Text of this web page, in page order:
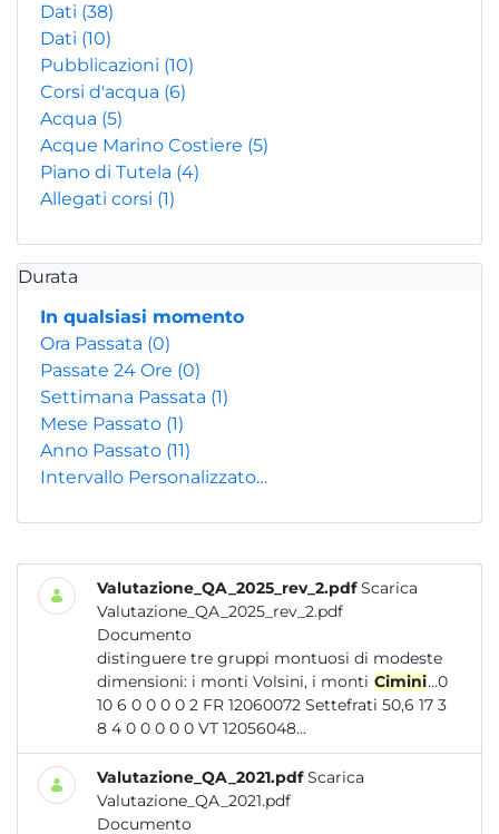
Dati (38)
Dati (10)
Pubblicazioni (10)
Corsi d'acqua (6)
Acqua (5)
Acque Marino Costiere (5)
Piano di Tutela (4)
Allegati corsi (1)
Durata
In qualsiasi momento
Ora Passata (0)
Passate 24 Ore (0)
Settimana Passata (1)
Mese Passato (1)
Anno Passato (11)
Intervallo Personalizzato…
Valutazione_QA_2025_rev_2.pdf Scarica
Valutazione_QA_2025_rev_2.pdf
Documento
distinguere tre gruppi montuosi di modeste
dimensioni: i monti Volsini, i monti Cimini...0
10 6 0 0 0 0 2 FR 12060072 Settefrati 50,6 17 3
8 4 0 0 0 0 0 VT 12056048...
Valutazione_QA_2021.pdf Scarica
Valutazione_QA_2021.pdf
Documento